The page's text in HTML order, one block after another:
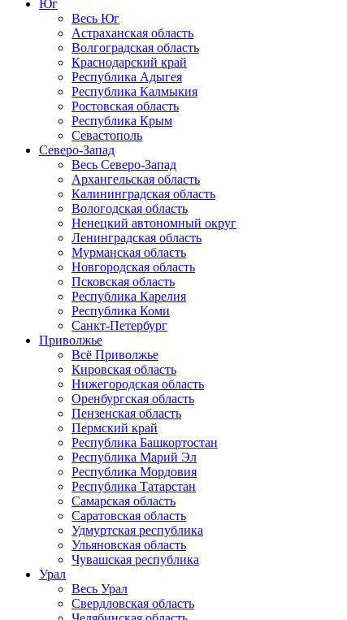
Юг
Весь Юг
Астраханская область
Волгоградская область
Краснодарский край
Республика Адыгея
Республика Калмыкия
Ростовская область
Республика Крым
Севастополь
Северо-Запад
Весь Северо-Запад
Архангельская область
Калининградская область
Вологодская область
Ненецкий автономный округ
Ленинградская область
Мурманская область
Новгородская область
Псковская область
Республика Карелия
Республика Коми
Санкт-Петербург
Приволжье
Всё Приволжье
Кировская область
Нижегородская область
Оренбургская область
Пензенская область
Пермский край
Республика Башкортостан
Республика Марий Эл
Республика Мордовия
Республика Татарстан
Самарская область
Саратовская область
Удмуртская республика
Ульяновская область
Чувашская республика
Урал
Весь Урал
Свердловская область